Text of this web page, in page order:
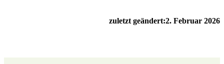
zuletzt geändert:2. Februar 2026